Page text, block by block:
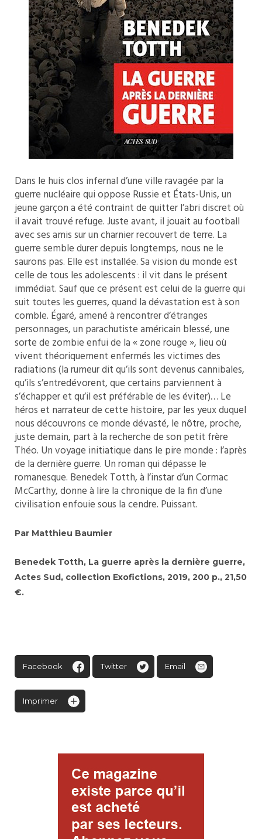
Dans le huis clos infernal d’une ville ravagée par la
guerre nucléaire qui oppose Russie et États-Unis, un
jeune garçon a été contraint de quitter l’abri discret où
il avait trouvé refuge. Juste avant, il jouait au football
avec ses amis sur un charnier recouvert de terre. La
guerre semble durer depuis longtemps, nous ne le
saurons pas. Elle est installée. Sa vision du monde est
celle de tous les adolescents : il vit dans le présent
immédiat. Sauf que ce présent est celui de la guerre qui
suit toutes les guerres, quand la dévastation est à son
comble. Égaré, amené à rencontrer d’étranges
personnages, un parachutiste américain blessé, une
sorte de zombie enfui de la « zone rouge », lieu où
vivent théoriquement enfermés les victimes des
radiations (la rumeur dit qu’ils sont devenus cannibales,
qu’ils s’entredévorent, que certains parviennent à
s’échapper et qu’il est préférable de les éviter)… Le
héros et narrateur de cette histoire, par les yeux duquel
nous découvrons ce monde dévasté, le nôtre, proche,
juste demain, part à la recherche de son petit frère
Théo. Un voyage initiatique dans le pire monde : l’après
de la dernière guerre. Un roman qui dépasse le
romanesque. Benedek Totth, à l’instar d’un Cormac
McCarthy, donne à lire la chronique de la fin d’une
civilisation enfouie sous la cendre. Puissant.
Par Matthieu Baumier
Benedek Totth, La guerre après la dernière guerre,
Actes Sud, collection Exofictions, 2019, 200 p., 21,50
€.
Facebook Twitter Email
Imprimer